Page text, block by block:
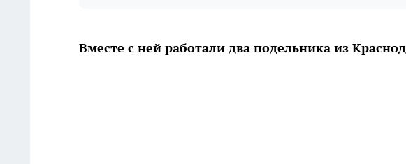
Вместе с ней работали два подельника из